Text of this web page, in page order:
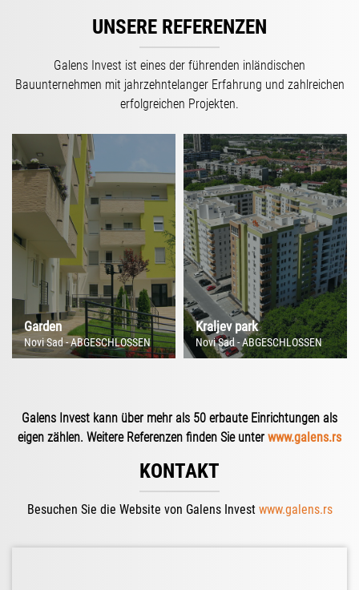
UNSERE REFERENZEN
Galens Invest ist eines der führenden inländischen
Bauunternehmen mit jahrzehntelanger Erfahrung und zahlreichen
erfolgreichen Projekten.
Garden
Novi Sad - ABGESCHLOSSEN
Kraljev park
Novi Sad - ABGESCHLOSSEN
Galens Invest kann über mehr als 50 erbaute Einrichtungen als
eigen zählen. Weitere Referenzen finden Sie unterwww.galens.rs
KONTAKT
Besuchen Sie die Website von Galens Invest www.galens.rs